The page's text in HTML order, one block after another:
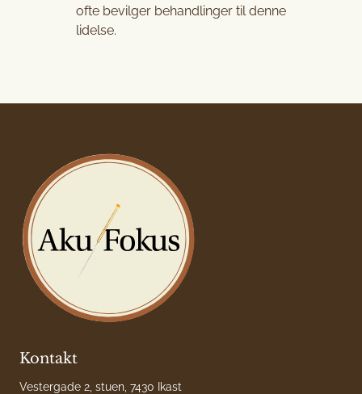
ofte bevilger behandlinger til denne
lidelse.
Kontakt
Vestergade 2, stuen, 7430 Ikast